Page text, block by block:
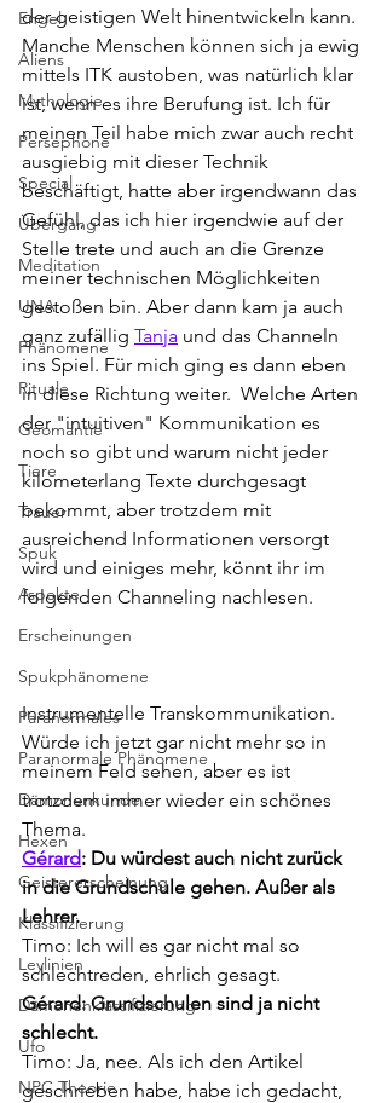
Engel
Aliens
Mythologie
Persephone
Special
Übergang
Meditation
UNA
Phänomene
Rituale
Geomantie
Tiere
Trauer
Spuk
Aspekte
Erscheinungen
Spukphänomene
Paranormales
Paranormale Phänomene
Dämonenkunde
Hexen
Geistererscheinung
Klassifizierung
Leylinien
Dämonenklassifizierung
Ufo
NPC Theorie
der geistigen Welt hinentwickeln kann.
Manche Menschen können sich ja ewig
mittels ITK austoben, was natürlich klar
ist, wenn es ihre Berufung ist. Ich für
meinen Teil habe mich zwar auch recht
ausgiebig mit dieser Technik
beschäftigt, hatte aber irgendwann das
Gefühl, das ich hier irgendwie auf der
Stelle trete und auch an die Grenze
meiner technischen Möglichkeiten
gestoßen bin. Aber dann kam ja auch
ganz zufällig Tanja und das Channeln
ins Spiel. Für mich ging es dann eben
in diese Richtung weiter.  Welche Arten
der "intuitiven" Kommunikation es
noch so gibt und warum nicht jeder
kilometerlang Texte durchgesagt
bekommt, aber trotzdem mit
ausreichend Informationen versorgt
wird und einiges mehr, könnt ihr im
folgenden Channeling nachlesen.
Instrumentelle Transkommunikation.
Würde ich jetzt gar nicht mehr so in
meinem Feld sehen, aber es ist
trotzdem immer wieder ein schönes
Thema.
Gérard: Du würdest auch nicht zurück
in die Grundschule gehen. Außer als
Lehrer.
Timo: Ich will es gar nicht mal so
schlechtreden, ehrlich gesagt.
Gérard: Grundschulen sind ja nicht
schlecht.
Timo: Ja, nee. Als ich den Artikel
geschrieben habe, habe ich gedacht,